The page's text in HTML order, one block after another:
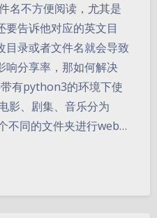
名不方便阅读，尤其是
告诉他对应的英文目
目录或者文件名就会导致
响分享率，那如何解决
有python3的环境下使
影、剧集、音乐分为
不同的文件夹进行web…